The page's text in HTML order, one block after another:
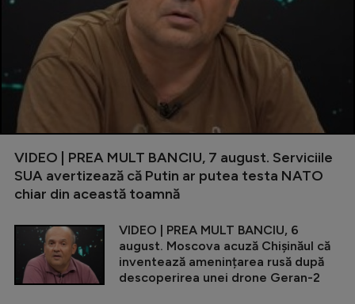
VIDEO | PREA MULT BANCIU, 7 august. Serviciile
SUA avertizează că Putin ar putea testa NATO
chiar din această toamnă
VIDEO | PREA MULT BANCIU, 6
august. Moscova acuză Chișinăul că
inventează amenințarea rusă după
descoperirea unei drone Geran-2